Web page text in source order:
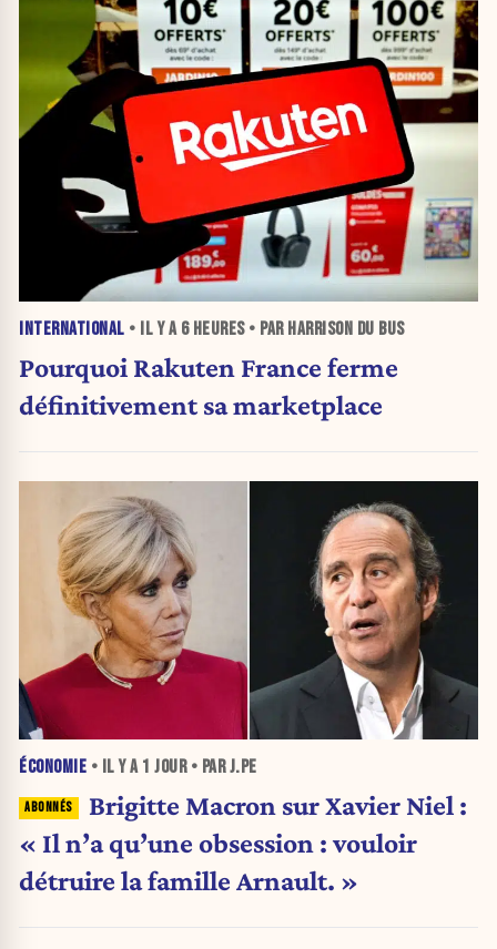
INTERNATIONAL • IL Y A 6 HEURES• PAR HARRISON DU BUS
Pourquoi Rakuten France ferme
définitivement sa marketplace
ÉCONOMIE • IL Y A 1 JOUR• PAR J.PE
Brigitte Macron sur Xavier Niel :
« Il n’a qu’une obsession : vouloir
détruire la famille Arnault. »